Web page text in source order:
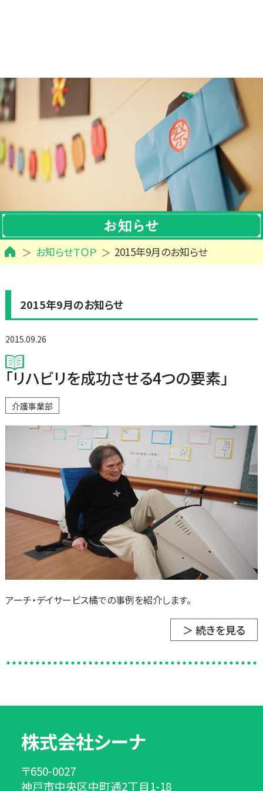
お知らせＴＯＰ 2015年9月のお知らせ
2015年9月のお知らせ
2015.09.26
「リハビリを成功させる4つの要素」
介護事業部
アーチ・デイサービス橘での事例を紹介します。
＞ 続きを見る
株式会社シーナ
〒650-0027
神戸市中央区中町通2丁目1-18